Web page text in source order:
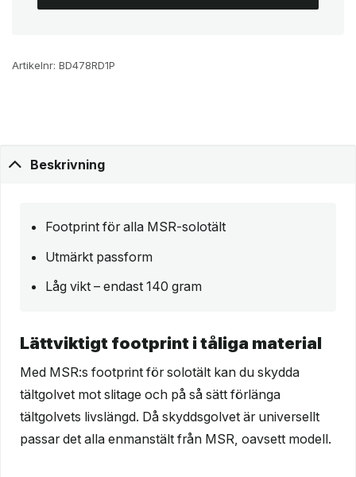
Artikelnr: BD478RD1P
Beskrivning
Footprint för alla MSR-solotält
Utmärkt passform
Låg vikt – endast 140 gram
Lättviktigt footprint i tåliga material
Med MSR:s footprint för solotält kan du skydda
tältgolvet mot slitage och på så sätt förlänga
tältgolvets livslängd. Då skyddsgolvet är universellt
passar det alla enmanstält från MSR, oavsett modell.